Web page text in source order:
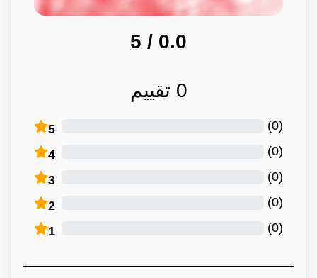
0.0
/ 5
0 تقييم
5 (
0
)
4 (
0
)
3 (
0
)
2 (
0
)
1 (
0
)